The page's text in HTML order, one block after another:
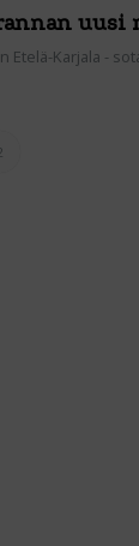
uusi
Etelä-Karjala -